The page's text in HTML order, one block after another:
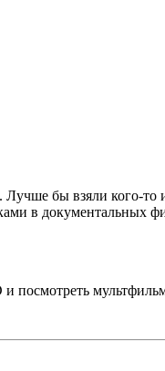
бы взяли кого-то
в документальных